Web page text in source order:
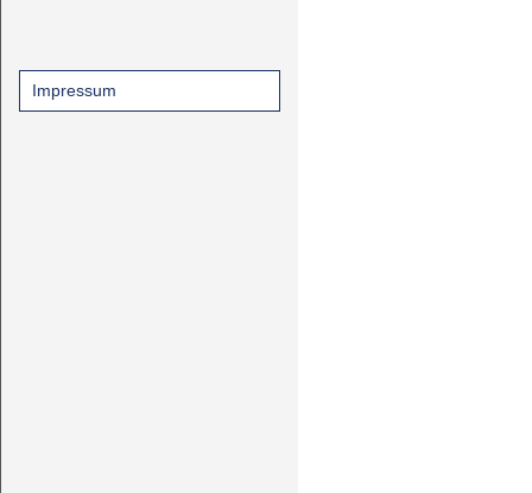
Impressum